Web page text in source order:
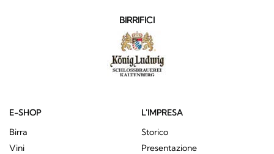
BIRRIFICI
E-SHOP
Birra
Vini
L'IMPRESA
Storico
Presentazione